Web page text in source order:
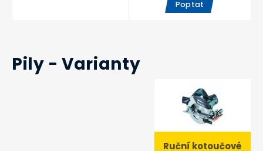
Poptat
Pily - Varianty
Ruční kotoučové